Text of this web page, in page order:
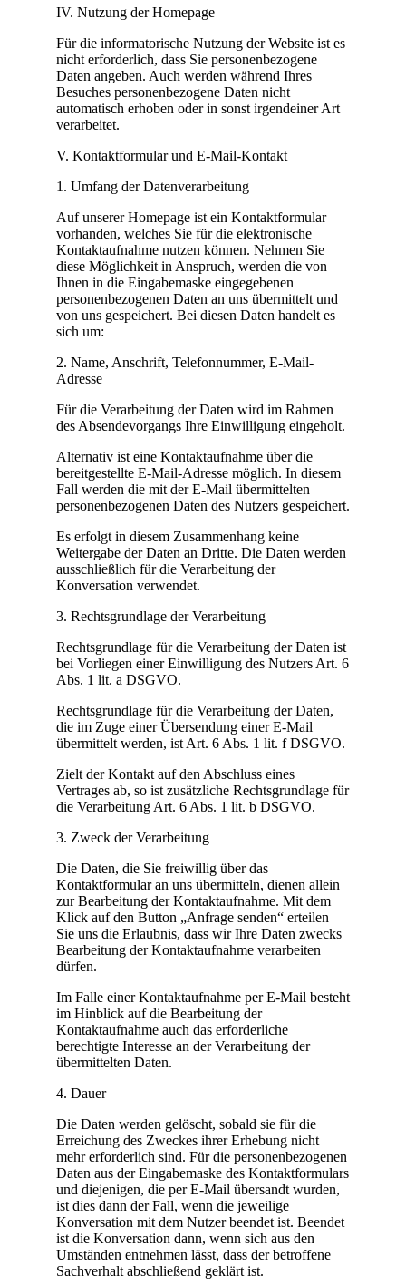
IV. Nutzung der Homepage
Für die informatorische Nutzung der Website ist es
nicht erforderlich, dass Sie personenbezogene
Daten angeben. Auch werden während Ihres
Besuches personenbezogene Daten nicht
automatisch erhoben oder in sonst irgendeiner Art
verarbeitet.
V. Kontaktformular und E-Mail-Kontakt
1. Umfang der Datenverarbeitung
Auf unserer Homepage ist ein Kontaktformular
vorhanden, welches Sie für die elektronische
Kontaktaufnahme nutzen können. Nehmen Sie
diese Möglichkeit in Anspruch, werden die von
Ihnen in die Eingabemaske eingegebenen
personenbezogenen Daten an uns übermittelt und
von uns gespeichert. Bei diesen Daten handelt es
sich um:
2. Name, Anschrift, Telefonnummer, E-Mail-
Adresse
Für die Verarbeitung der Daten wird im Rahmen
des Absendevorgangs Ihre Einwilligung eingeholt.
Alternativ ist eine Kontaktaufnahme über die
bereitgestellte E-Mail-Adresse möglich. In diesem
Fall werden die mit der E-Mail übermittelten
personenbezogenen Daten des Nutzers gespeichert.
Es erfolgt in diesem Zusammenhang keine
Weitergabe der Daten an Dritte. Die Daten werden
ausschließlich für die Verarbeitung der
Konversation verwendet.
3. Rechtsgrundlage der Verarbeitung
Rechtsgrundlage für die Verarbeitung der Daten ist
bei Vorliegen einer Einwilligung des Nutzers Art. 6
Abs. 1 lit. a DSGVO.
Rechtsgrundlage für die Verarbeitung der Daten,
die im Zuge einer Übersendung einer E-Mail
übermittelt werden, ist Art. 6 Abs. 1 lit. f DSGVO.
Zielt der Kontakt auf den Abschluss eines
Vertrages ab, so ist zusätzliche Rechtsgrundlage für
die Verarbeitung Art. 6 Abs. 1 lit. b DSGVO.
3. Zweck der Verarbeitung
Die Daten, die Sie freiwillig über das
Kontaktformular an uns übermitteln, dienen allein
zur Bearbeitung der Kontaktaufnahme. Mit dem
Klick auf den Button „Anfrage senden“ erteilen
Sie uns die Erlaubnis, dass wir Ihre Daten zwecks
Bearbeitung der Kontaktaufnahme verarbeiten
dürfen.
Im Falle einer Kontaktaufnahme per E-Mail besteht
im Hinblick auf die Bearbeitung der
Kontaktaufnahme auch das erforderliche
berechtigte Interesse an der Verarbeitung der
übermittelten Daten.
4. Dauer
Die Daten werden gelöscht, sobald sie für die
Erreichung des Zweckes ihrer Erhebung nicht
mehr erforderlich sind. Für die personenbezogenen
Daten aus der Eingabemaske des Kontaktformulars
und diejenigen, die per E-Mail übersandt wurden,
ist dies dann der Fall, wenn die jeweilige
Konversation mit dem Nutzer beendet ist. Beendet
ist die Konversation dann, wenn sich aus den
Umständen entnehmen lässt, dass der betroffene
Sachverhalt abschließend geklärt ist.